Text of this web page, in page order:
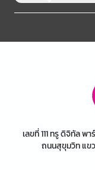
เลขที่ 111 ทรู ดิจิทัล พ
ถนนสุขุมวิท แข